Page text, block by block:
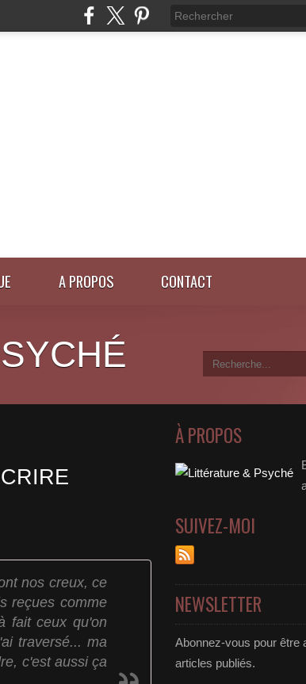
A PROPOS CONTACT
nos creux, ce
reçues comme
fait ceux qu'on
traversé... ma
c'est aussi ça
À PROPOS
SUIVEZ-MOI
NEWSLETTER
Abonnez-vous pour être
articles publiés.